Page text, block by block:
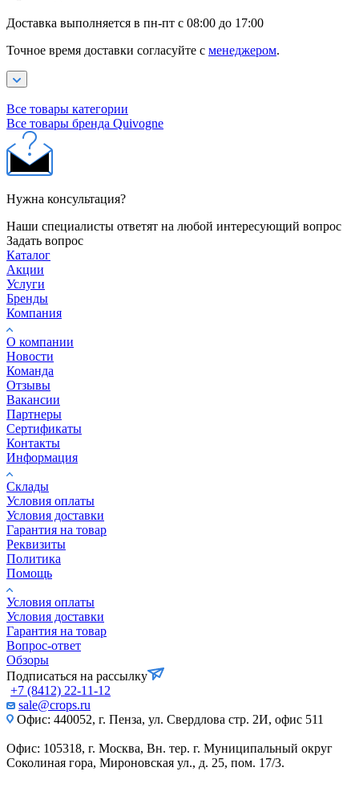
Доставка выполняется в пн-пт с 08:00 до 17:00
Точное время доставки согласуйте с менеджером.
Все товары категории
Все товары бренда Quivogne
Нужна консультация?
Наши специалисты ответят на любой интересующий вопрос
Задать вопрос
Каталог
Акции
Услуги
Бренды
Компания
О компании
Новости
Команда
Отзывы
Вакансии
Партнеры
Сертификаты
Контакты
Информация
Склады
Условия оплаты
Условия доставки
Гарантия на товар
Реквизиты
Политика
Помощь
Условия оплаты
Условия доставки
Гарантия на товар
Вопрос-ответ
Обзоры
Подписаться на рассылку
+7 (8412) 22-11-12
sale@crops.ru
Офис: 440052, г. Пенза, ул. Свердлова стр. 2И, офис 511
Офис: 105318, г. Москва, Вн. тер. г. Муниципальный округ
Соколиная гора, Мироновская ул., д. 25, пом. 17/3.